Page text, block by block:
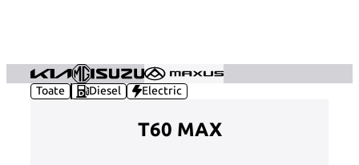
Toate Diesel Electric
T60 MAX